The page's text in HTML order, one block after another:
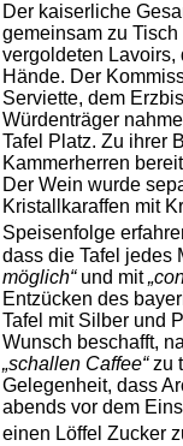
Der kaiserliche
gemeinsam zu
vergoldeten Lavoirs,
Hände. Der
Serviette, dem
Würdenträger
Tafel Platz. Zu ihrer
Kammerherren
Der Wein wurde
Kristallkaraffen mit
Speisenfolge
dass die Tafel jedes
möglich“und mit
Entzücken des
Tafel mit Silber und
Wunsch beschafft,
„schallen Caffee“zu
Gelegenheit, dass
abends vor dem
einen Löffel Zucker